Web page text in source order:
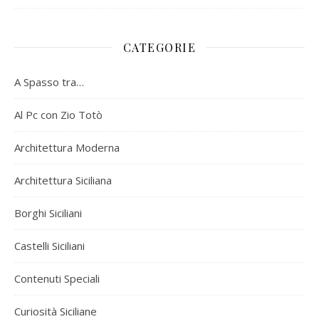
CATEGORIE
A Spasso tra…
Al Pc con Zio Totò
Architettura Moderna
Architettura Siciliana
Borghi Siciliani
Castelli Siciliani
Contenuti Speciali
Curiosità Siciliane